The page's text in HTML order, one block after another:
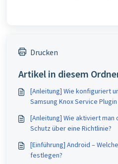
Drucken
Artikel in diesem
[Anleitung] Wie konfiguriert
Samsung Knox Service
[Anleitung] Wie aktiviert man
Schutz über eine Richtlinie?
[Einführung] Android –
festlegen?